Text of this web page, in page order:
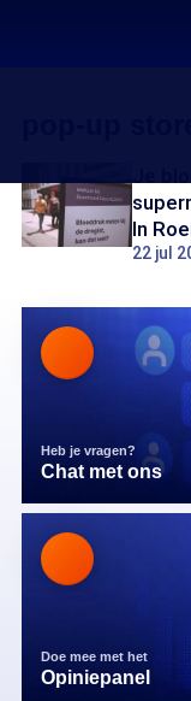
In
22 jul
Heb je vragen?
Chat met ons
Doe mee met het
Opiniepanel